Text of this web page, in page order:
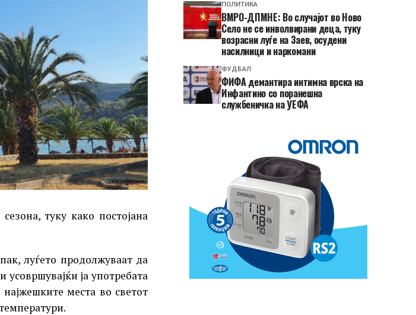
туку како постојана
луѓето продолжуваат да
ја употребата
места во светот
ПОЛИТИКА
ВМРО-ДПМНЕ: Во случајот во Ново
Село не се инволвирани деца, туку
возрасни луѓе на Заев, осудени
насилници и наркомани
ФУДБАЛ
ФИФА демантира интимна врска на
Инфантино со поранешна
службеничка на УЕФА